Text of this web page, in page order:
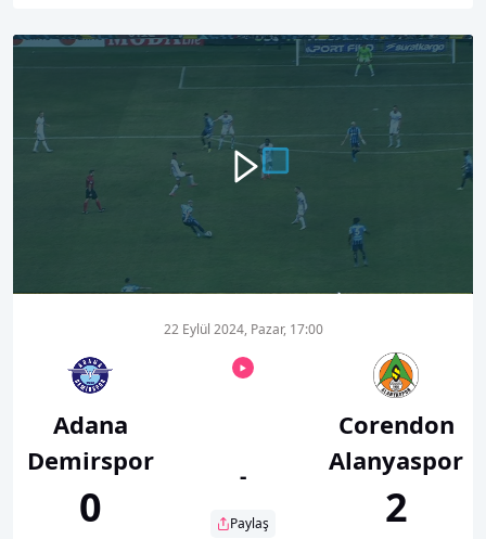
Adana
Demirspor
0
22 Eylül 2024, Pazar, 17:00
-
Paylaş
Corendon
Alanyaspor
2